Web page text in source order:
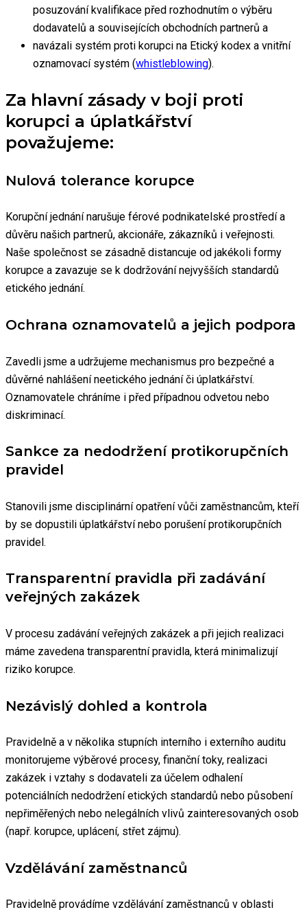
posuzování kvalifikace před rozhodnutím o výběru
dodavatelů a souvisejících obchodních partnerů a
navázali systém proti korupci na Etický kodex a vnitřní
oznamovací systém (whistleblowing).
Za hlavní zásady v boji proti
korupci a úplatkářství
považujeme:
Nulová tolerance korupce
Korupční jednání narušuje férové podnikatelské prostředí a
důvěru našich partnerů, akcionáře, zákazníků i veřejnosti.
Naše společnost se zásadně distancuje od jakékoli formy
korupce a zavazuje se k dodržování nejvyšších standardů
etického jednání.
Ochrana oznamovatelů a jejich podpora
Zavedli jsme a udržujeme mechanismus pro bezpečné a
důvěrné nahlášení neetického jednání či úplatkářství.
Oznamovatele chráníme i před případnou odvetou nebo
diskriminací.
Sankce za nedodržení protikorupčních
pravidel
Stanovili jsme disciplinární opatření vůči zaměstnancům, kteří
by se dopustili úplatkářství nebo porušení protikorupčních
pravidel.
Transparentní pravidla při zadávání
veřejných zakázek
V procesu zadávání veřejných zakázek a při jejich realizaci
máme zavedena transparentní pravidla, která minimalizují
riziko korupce.
Nezávislý dohled a kontrola
Pravidelně a v několika stupních interního i externího auditu
monitorujeme výběrové procesy, finanční toky, realizaci
zakázek i vztahy s dodavateli za účelem odhalení
potenciálních nedodržení etických standardů nebo působení
nepřiměřených nebo nelegálních vlivů zainteresovaných osob
(např. korupce, uplácení, střet zájmu).
Vzdělávání zaměstnanců
Pravidelně provádíme vzdělávání zaměstnanců v oblasti